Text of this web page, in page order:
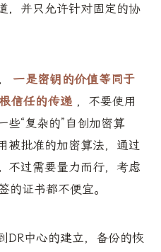
，并只允许针对固定的协
一是密钥的价值等同于
信任的传递 ，不要使用
些“复杂的”自创加密算
被批准的加密算法，通过
不过需要量力而行，考虑
的证书都不便宜。
DR中心的建立，备份的恢